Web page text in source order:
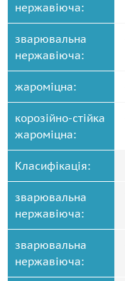
нержавіюча:
зварювальна
нержавіюча:
жароміцна:
корозійно-стійка
жароміцна:
Класифікація:
зварювальна
нержавіюча:
зварювальна
нержавіюча: